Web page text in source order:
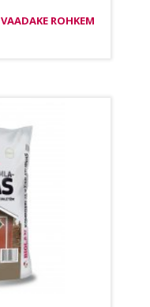
VAADAKE ROHKEM